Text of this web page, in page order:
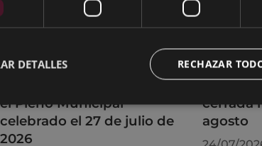
Acuerdos adoptados por
el Pleno Municipal
celebrado el 27 de julio de
2026
La
cerrada
agosto
RECHAZAR
DETALLES